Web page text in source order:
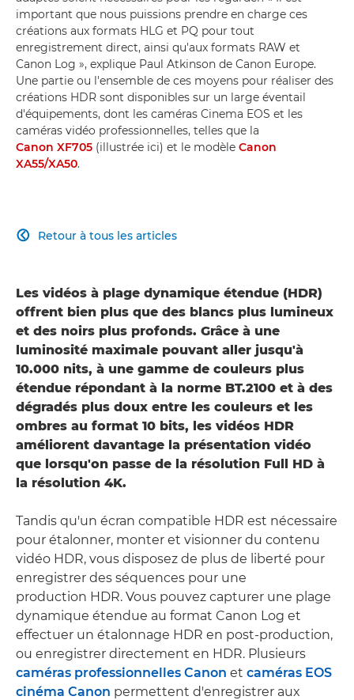
important que nous puissions prendre en charge ces
créations aux formats HLG et PQ pour tout
enregistrement direct, ainsi qu'aux formats RAW et
Canon Log », explique Paul Atkinson de Canon Europe.
Une partie ou l'ensemble de ces moyens pour réaliser des
créations HDR sont disponibles sur un large éventail
d'équipements, dont les caméras Cinema EOS et les
caméras vidéo professionnelles, telles que la
Canon XF705 (illustrée ici) et le modèle Canon
XA55/XA50.
Retour à tous les articles

Les vidéos à plage dynamique étendue (HDR)
offrent bien plus que des blancs plus lumineux
et des noirs plus profonds. Grâce à une
luminosité maximale pouvant aller jusqu'à
10.000 nits, à une gamme de couleurs plus
étendue répondant à la norme BT.2100 et à des
dégradés plus doux entre les couleurs et les
ombres au format 10 bits, les vidéos HDR
améliorent davantage la présentation vidéo
que lorsqu'on passe de la résolution Full HD à
la résolution 4K.
Tandis qu'un écran compatible HDR est nécessaire
pour étalonner, monter et visionner du contenu
vidéo HDR, vous disposez de plus de liberté pour
enregistrer des séquences pour une
production HDR. Vous pouvez capturer une plage
dynamique étendue au format Canon Log et
effectuer un étalonnage HDR en post-production,
ou enregistrer directement en HDR. Plusieurs
caméras professionnelles Canon et caméras EOS
cinéma Canon permettent d'enregistrer aux